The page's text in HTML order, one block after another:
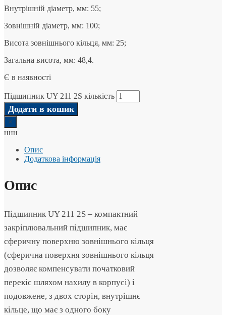
Внутрішній діаметр, мм: 55;
Зовнішній діаметр, мм: 100;
Висота зовнішнього кільця, мм: 25;
Загальна висота, мм: 48,4.
Є в наявності
Підшипник UY 211 2S кількість
Додати в кошик
×
ннн
Опис
Додаткова інформація
Опис
Підшипник UY 211 2S – компактний
закріплювальний підшипник, має
сферичну поверхню зовнішнього кільця
(сферична поверхня зовнішнього кільця
дозволяє компенсувати початковий
перекіс шляхом нахилу в корпусі) і
подовжене, з двох сторін, внутрішнє
кільце, що має з одного боку